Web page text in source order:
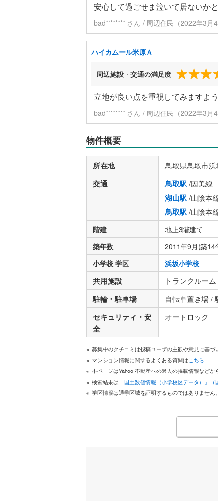
安心して過ごせま泣いて居ないか
bad******** さん / 周辺住民（2022年3月
ハイカムール米原Ａ
周辺施設・交通の満足度
立地が良い点を重視してみますよ
bad******** さん / 周辺住民（2022年3月
物件概要
所在地 鳥取県鳥取市
交通 鳥取駅/因美線
湖山駅/山陰本
鳥取駅/山陰本
階建
地上3階建て
築年数
2011年9月(築14
小学校 学区
浜坂小学校
共用施設 トランクルー
駐輪・駐車場 自転車置き場 /
セキュリティ・安
全
オートロック
募集中のクチコミは投稿ユーザの主観や意見に基
マンション情報に関するよくある質問はこちら
本ページはYahoo!不動産への過去の掲載情報など
検索結果は 「国土数値情報（小学校区データ）」（
学区情報は通学区域を証明するものではありませ